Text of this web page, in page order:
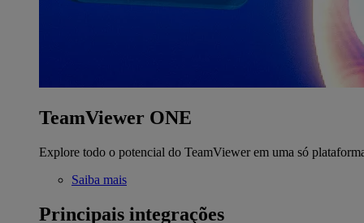
TeamViewer ONE
Explore todo o potencial do TeamViewer em uma só
Saiba mais
Principais integrações